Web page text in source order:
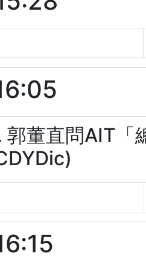
董直問AIT「